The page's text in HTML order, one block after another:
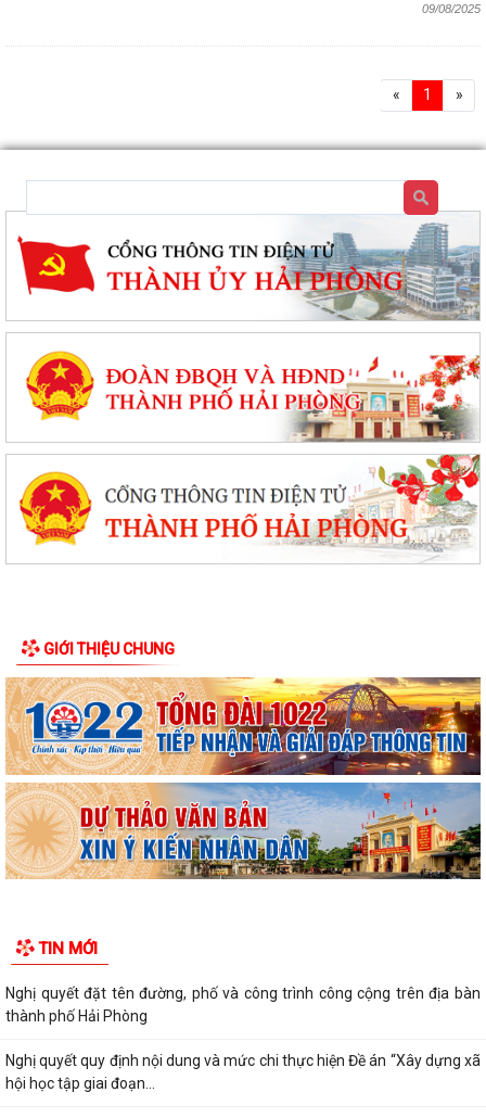
09/08/2025
« 1 »
GIỚI THIỆU CHUNG
TIN MỚI
Nghị quyết đặt tên đường, phố và công trình công cộng trên địa bàn
thành phố Hải Phòng
Nghị quyết quy định nội dung và mức chi thực hiện Đề án “Xây dựng xã
hội học tập giai đoạn...